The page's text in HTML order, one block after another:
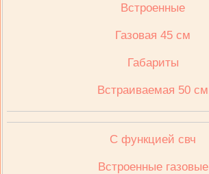
Встроенные
Газовая 45 см
Габариты
Встраиваемая 50 см
С функцией свч
Встроенные газовые